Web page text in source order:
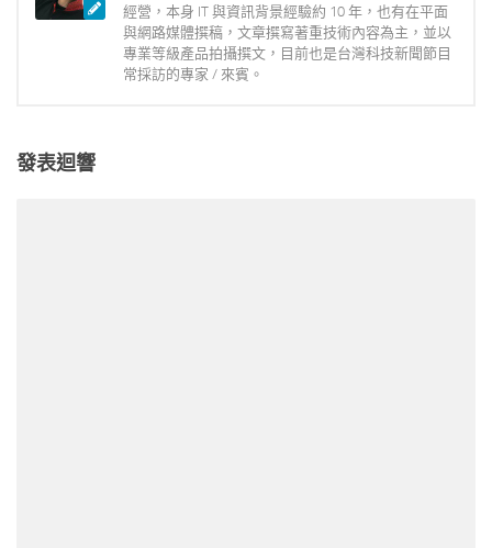
經營，本身 IT 與資訊背景經驗約 10 年，也有在平面
與網路媒體撰稿，文章撰寫著重技術內容為主，並以
專業等級產品拍攝撰文，目前也是台灣科技新聞節目
常採訪的專家 / 來賓。
發表迴響